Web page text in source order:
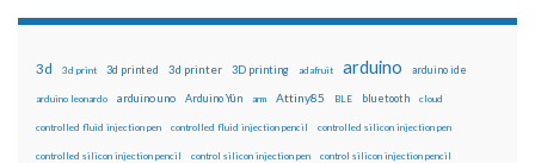
3d 3d print 3d printed 3d printer 3D printing adafruit arduino arduino ide
arduino leonardo arduino uno Arduino Yún arm Attiny85 BLE bluetooth cloud
controlled fluid injection pen controlled fluid injection pencil controlled silicon injection pen
controlled silicon injection pencil control silicon injection pen control silicon injection pencil